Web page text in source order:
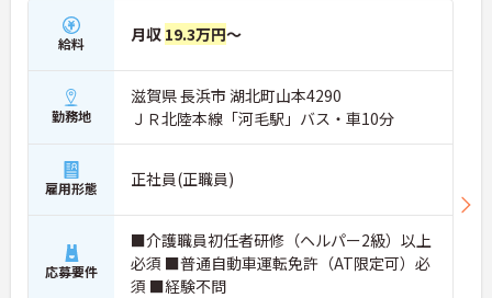
給料 月収 19.3万円～
勤務地
滋賀県 長浜市 湖北町山本4290
ＪＲ北陸本線「河毛駅」バス・車10分
雇用形態 正社員(正職員)
応募要件
■介護職員初任者研修（ヘルパー2級）以上
必須 ■普通自動車運転免許（AT限定可）必
須 ■経験不問